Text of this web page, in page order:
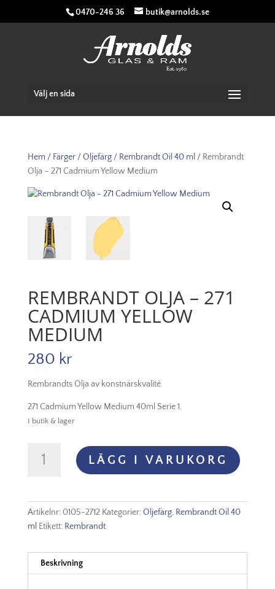
0470-246 36 butik@arnolds.se
Välj en sida
Hem / Färger/Oljefärg/ Rembrandt Oil 40 ml / Rembrandt
Olja – 271 Cadmium Yellow Medium
REMBRANDT OLJA – 271
CADMIUM YELLOW
MEDIUM
280 kr
Rembrandts Olja av konstnärskvalité.
271 Cadmium Yellow Medium 40ml Serie 1.
I butik & lager
Cadmium
Yellow
LÄGG I VARUKORG
Artikelnr: 0105-2712 Kategorier:Oljefärg, Rembrandt Oil 40
ml Etikett: Rembrandt
Beskrivning